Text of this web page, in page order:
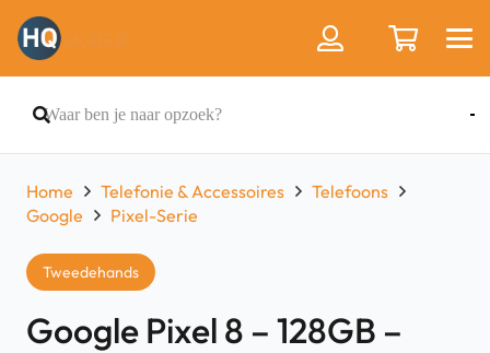
Home Telefonie & Accessoires
Telefoons
Google
Pixel-Serie
Tweedehands
Google Pixel 8 – 128GB –